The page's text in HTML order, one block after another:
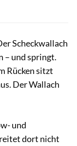
Scheckwallach
– und springt.
Rücken sitzt
Der Wallach
und
dort nicht